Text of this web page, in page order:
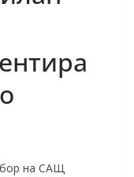
на САЩ